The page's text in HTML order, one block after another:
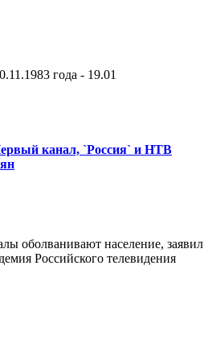
года - 19.01
канал, `Россия` и НТВ
оболванивают население, заявил
Российского телевидения